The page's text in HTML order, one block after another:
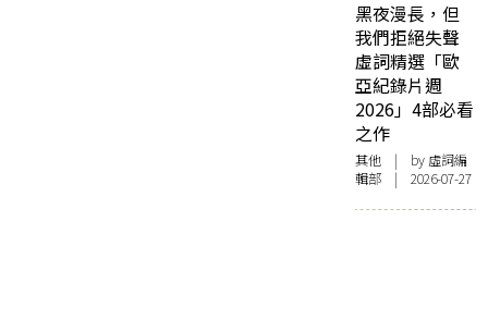
黑夜漫長，但
我們拒絕失聲
虛詞精選「歐
亞紀錄片週
2026」4部必看
之作
其他 | by 虛詞編
輯部 | 2026-07-27